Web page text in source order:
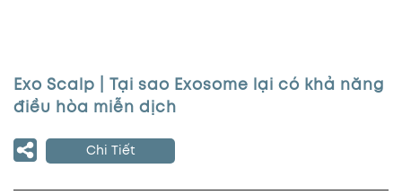
Exo Scalp | Tại sao Exosome lại có khả năng
điều hòa miễn dịch
Chi Tiết